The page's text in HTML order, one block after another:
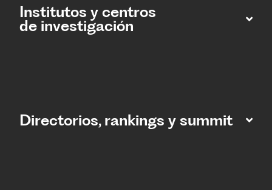
Institutos y centros
de investigación
Directorios, rankings y summit